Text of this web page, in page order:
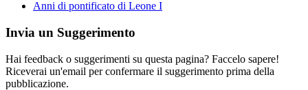
Anni di pontificato di Leone I
Invia un Suggerimento
Hai feedback o suggerimenti su questa pagina? Faccelo sapere!
Riceverai un'email per confermare il suggerimento prima della
pubblicazione.